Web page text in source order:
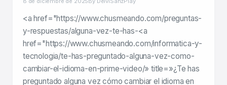
<a href="https://www.chusmeando.com/preguntas-
y-respuestas/alguna-vez-te-has-<a
href="https://www.chusmeando.com/informatica-y-
tecnologia/te-has-preguntado-alguna-vez-como-
cambiar-el-idioma-en-prime-video/» title=»¿Te has
preguntado alguna vez cómo cambiar el idioma en